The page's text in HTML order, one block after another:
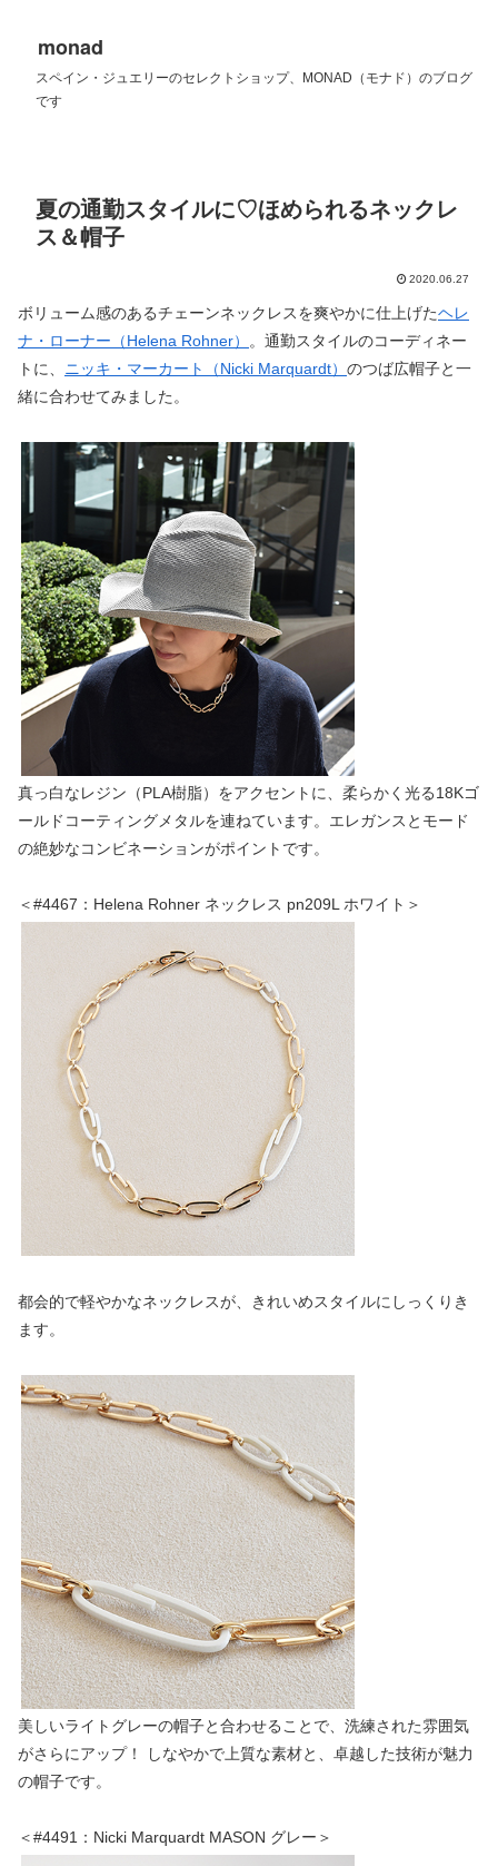
monad
スペイン・ジュエリーのセレクトショップ、MONAD（モナド）のブログ
です
夏の通勤スタイルに♡ほめられるネックレ
ス＆帽子
2020.06.27
ボリューム感のあるチェーンネックレスを爽やかに仕上げたヘレ
ナ・ローナー（Helena Rohner）
。通勤スタイルのコーディネー
トに、 ニッキ・マーカート（Nicki Marquardt） のつば広帽子と一
緒に合わせてみました。
真っ白なレジン（PLA樹脂）をアクセントに、柔らかく光る18Kゴ
ールドコーティングメタルを連ねています。エレガンスとモード
の絶妙なコンビネーションがポイントです。
＜#4467：Helena Rohner ネックレス pn209L ホワイト＞
都会的で軽やかなネックレスが、きれいめスタイルにしっくりき
ます。
美しいライトグレーの帽子と合わせることで、洗練された雰囲気
がさらにアップ！ しなやかで上質な素材と、卓越した技術が魅力
の帽子です。
＜#4491：Nicki Marquardt MASON グレー＞